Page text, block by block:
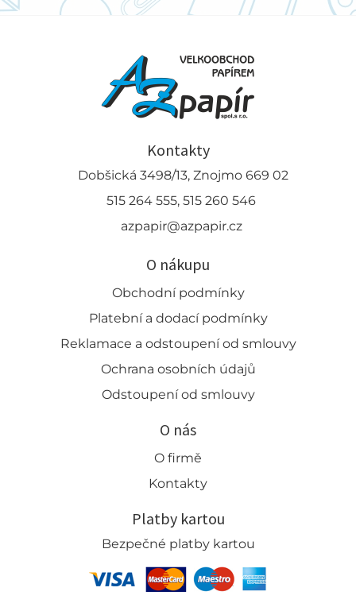
Kontakty
Dobšická 3498/13, Znojmo 669 02
515 264 555, 515 260 546
azpapir@azpapir.cz
O nákupu
Obchodní podmínky
Platební a dodací podmínky
Reklamace a odstoupení od smlouvy
Ochrana osobních údajů
Odstoupení od smlouvy
O nás
O firmě
Kontakty
Platby kartou
Bezpečné platby kartou